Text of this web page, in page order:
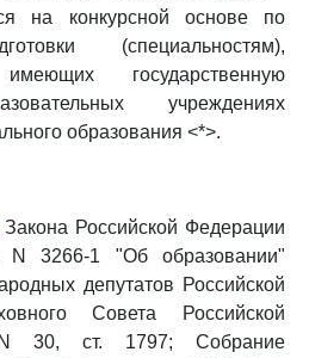
на конкурсной основе по
(специальностям),
государственную
учреждениях
образования <*>.
Закона Российской Федерации
3266-1 "Об образовании"
депутатов Российской
Совета Российской
30, ст. 1797; Собрание